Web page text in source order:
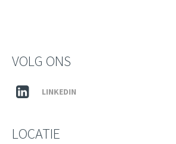
VOLG ONS
LINKEDIN
LOCATIE